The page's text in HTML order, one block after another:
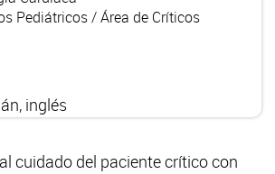
Pediátricos / Área de Críticos
inglés
cuidado del paciente crítico con